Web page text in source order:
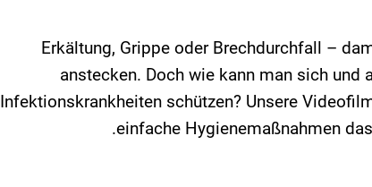
Erkältung, Grippe oder Brechdurchfall –
anstecken. Doch wie kann man sich und
Infektionskrankheiten schützen? Unsere
einfache Hygienemaßnahmen